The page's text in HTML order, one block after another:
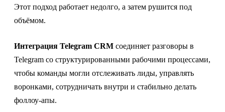
Этот подход работает недолго, а затем рушится под
объёмом.
Интеграция Telegram CRM соединяет разговоры в
Telegram со структурированными рабочими процессами,
чтобы команды могли отслеживать лиды, управлять
воронками, сотрудничать внутри и стабильно делать
фоллоу-апы.